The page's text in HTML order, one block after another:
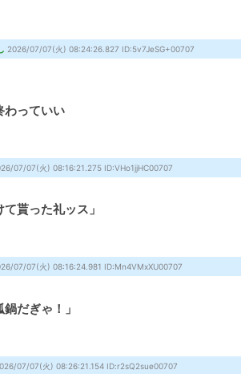
2026/07/07(火) 08:24:26.827 ID:5v7JeSG+00707
わっていい
07/07(火) 08:16:21.275 ID:VHo1jjHC00707
貰った礼ッス」
07/07(火) 08:16:24.981 ID:Mn4VMxXU00707
だぎゃ！」
07/07(火) 08:26:21.154 ID:r2sQ2sue00707